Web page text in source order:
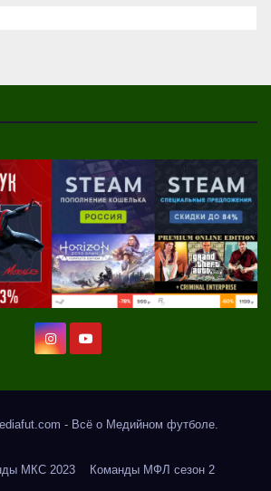
- Всё о Медийном футболе.
МКС 2023 Команды МФЛ сезон 2